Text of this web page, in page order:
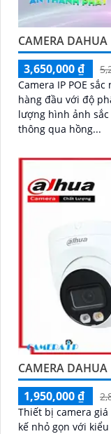
CAMERA
3,650,000 ₫
Camera IP POE
hàng đầu với độ
lượng hình ảnh sắc nét. Với khả năng quan
thông qua hồng...
CAMERA
1,950,000 ₫
Thiết bị camera giá
kế nhỏ gọn với